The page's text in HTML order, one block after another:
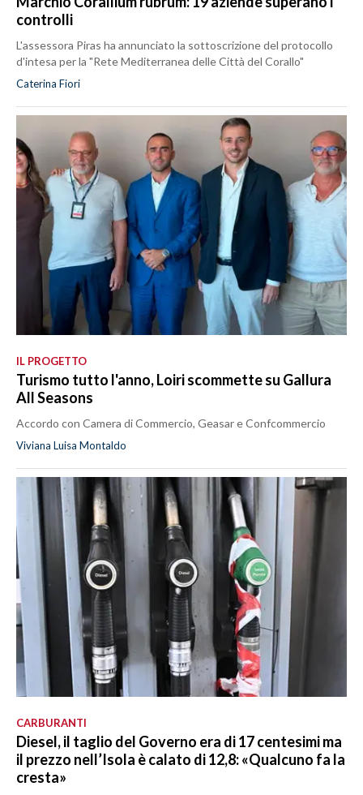
controlli
L'assessora Piras ha annunciato la sottoscrizione del protocollo
d'intesa per la "Rete Mediterranea delle Città del Corallo"
Caterina Fiori
IL PROGETTO
Turismo tutto l'anno, Loiri scommette su Gallura
All Seasons
Accordo con Camera di Commercio, Geasar e Confcommercio
Viviana Luisa Montaldo
CARBURANTI
Diesel, il taglio del Governo era di 17 centesimi ma
il prezzo nell’Isola è calato di 12,8: «Qualcuno fa la
cresta»